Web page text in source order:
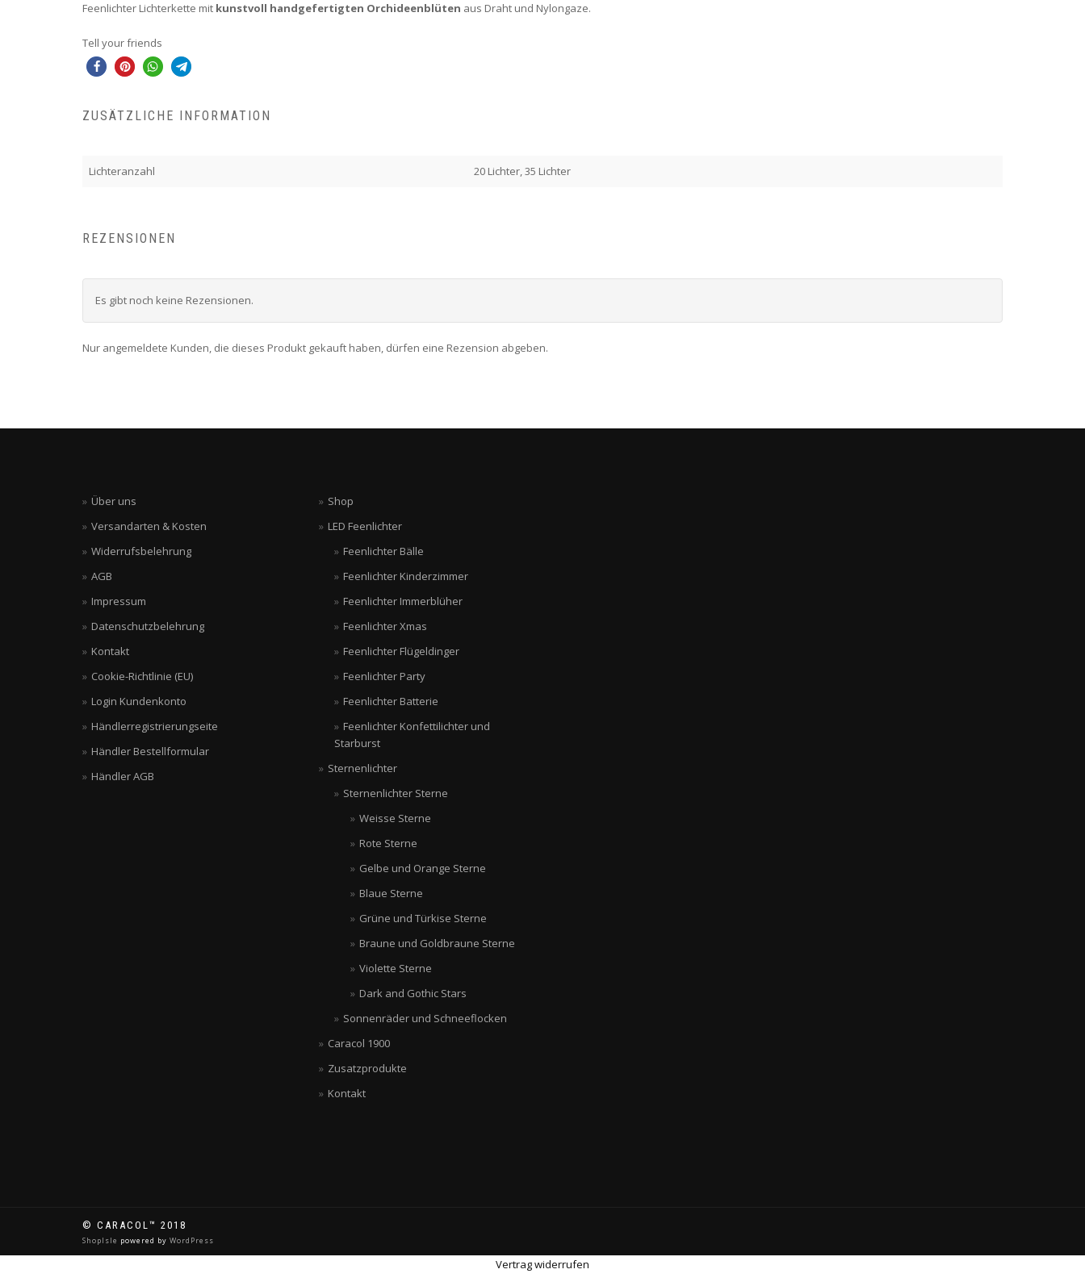
Feenlichter Lichterkette mit kunstvoll handgefertigten Orchideenblüten aus Draht und Nylongaze.
Tell your friends
ZUSÄTZLICHE INFORMATION
Lichteranzahl 20 Lichter, 35 Lichter
REZENSIONEN
Es gibt noch keine Rezensionen.
Nur angemeldete Kunden, die dieses Produkt gekauft haben, dürfen eine Rezension abgeben.
Über uns
Versandarten & Kosten
Widerrufsbelehrung
AGB
Impressum
Datenschutzbelehrung
Kontakt
Cookie-Richtlinie (EU)
Login Kundenkonto
Händlerregistrierungseite
Händler Bestellformular
Händler AGB
Shop
LED Feenlichter
Feenlichter Bälle
Feenlichter Kinderzimmer
Feenlichter Immerblüher
Feenlichter Xmas
Feenlichter Flügeldinger
Feenlichter Party
Feenlichter Batterie
Feenlichter Konfettilichter und
Starburst
Sternenlichter
Sternenlichter Sterne
Weisse Sterne
Rote Sterne
Gelbe und Orange Sterne
Blaue Sterne
Grüne und Türkise Sterne
Braune und Goldbraune Sterne
Violette Sterne
Dark and Gothic Stars
Sonnenräder und Schneeflocken
Caracol 1900
Zusatzprodukte
Kontakt
© CARACOL™ 2018
ShopIsle powered by WordPress
Vertrag widerrufen